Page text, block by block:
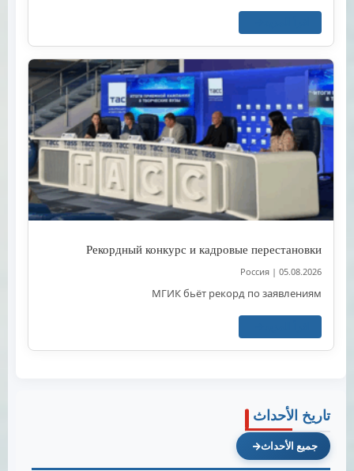
Рекордный конкурс и кадровые перестановки
05.08.2026
|
Россия
МГИК бьёт рекорд по заявлениям
تاريخ الأحداث
جميع الأحداث